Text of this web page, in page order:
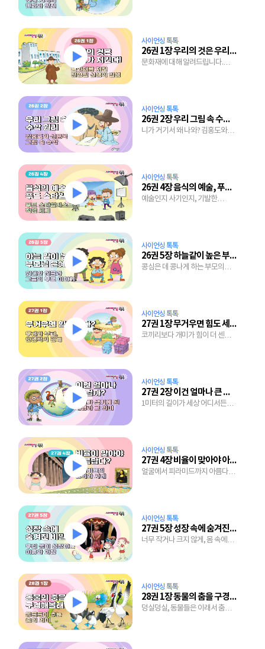
사이언싱 톡톡
26권 1장 우리의 것은 우리가 지킨다!
문화재에 대해 알려드립니다.
사이언싱 톡톡
26권 2장 우리 그림 속 수학 원리
니가 거기서 왜 나와? 김홍도와
사이언싱 톡톡
26권 4장 음식의 예술, 푸드 스타일링
예술인지 사기인지, 기발한
사이언싱 톡톡
26권 5장 하늘같이 높은 부모님 은혜
콩심은 데 콩나게 하는 부모의
사이언싱 톡톡
27권 1장 무거우면 힘도 세다?
코끼리보다 개미가 힘이 더 센
사이언싱 톡톡
27권 2장 이건 얼마나 큰 걸까?
1미터의 길이가 세상 어디서든
사이언싱 톡톡
27권 4장 비율이 맞아야 아름답다?
얼굴에서 피라미드까지 아름다워
사이언싱 톡톡
27권 5장 성장 속에 숨겨진 비밀
너무 작거나 크지 않게, 몸 속에
사이언싱 톡톡
28권 1장 동물의 춤을 구경해 볼래?
덩실덩실, 동물들은 이래서 춤을